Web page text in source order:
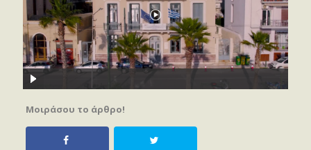
Μοιράσου το άρθρο!